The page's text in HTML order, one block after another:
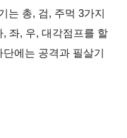
는 총, 검, 주먹 3가지
좌, 우, 대각점프를 할
에는 공격과 필살기